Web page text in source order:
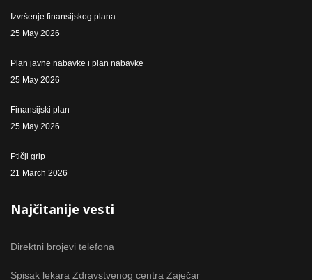
Izvršenje finansijskog plana
25 May 2026
Plan javne nabavke i plan nabavke
25 May 2026
Finansijski plan
25 May 2026
Ptičji grip
21 March 2026
Najčitanije vesti
Direktni brojevi telefona
Spisak lekara Zdravstvenog centra Zaječar